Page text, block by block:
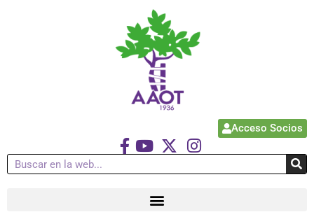
Acceso Socios